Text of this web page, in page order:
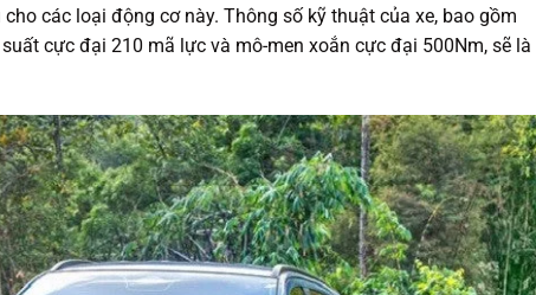
các loại động cơ này. Thông số kỹ thuật của xe, bao gồm
cực đại 210 mã lực và mô-men xoắn cực đại 500Nm, sẽ là